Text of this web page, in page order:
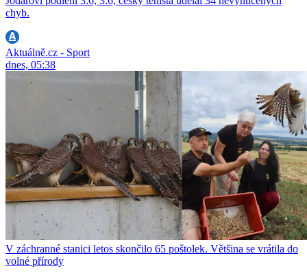
chyb.
Aktuálně.cz - Sport
dnes, 05:38
V záchranné stanici letos skončilo 65 poštolek. Většina se vrátila do
volné přírody